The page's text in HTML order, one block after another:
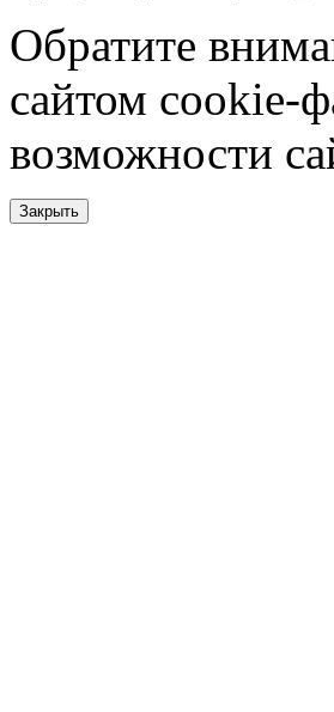
Обратите
сайтом cookie-
возможности
Закрыть